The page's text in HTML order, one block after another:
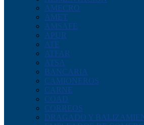
AMECRO
AMET
AMSAFE
APUR
ATE
ATFAR
ATSA
BANCARIA
CAMIONEROS
CARNE
COAD
CORREOS
DRAGADO Y